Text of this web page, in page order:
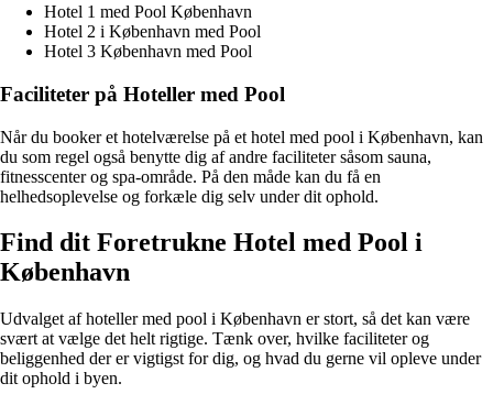
Hotel 1 med Pool København
Hotel 2 i København med Pool
Hotel 3 København med Pool
Faciliteter på Hoteller med Pool
Når du booker et hotelværelse på et hotel med pool i København, kan
du som regel også benytte dig af andre faciliteter såsom sauna,
fitnesscenter og spa-område. På den måde kan du få en
helhedsoplevelse og forkæle dig selv under dit ophold.
Find dit Foretrukne Hotel med Pool i
København
Udvalget af hoteller med pool i København er stort, så det kan være
svært at vælge det helt rigtige. Tænk over, hvilke faciliteter og
beliggenhed der er vigtigst for dig, og hvad du gerne vil opleve under
dit ophold i byen.